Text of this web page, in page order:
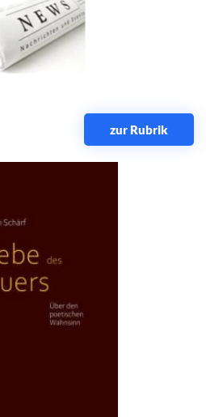
zur Rubrik